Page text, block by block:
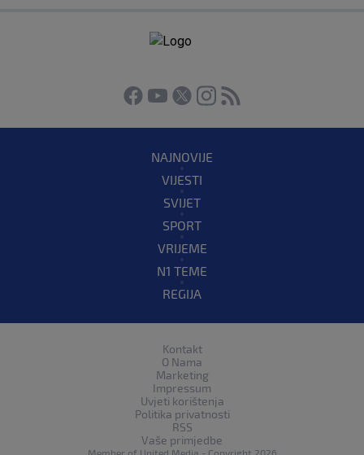
NAJNOVIJE
VIJESTI
SVIJET
SPORT
VRIJEME
N1 TEME
REGIJA
Kontakt
O Nama
Marketing
Impressum
Uvjeti korištenja
Politika privatnosti
RSS
Vaše primjedbe